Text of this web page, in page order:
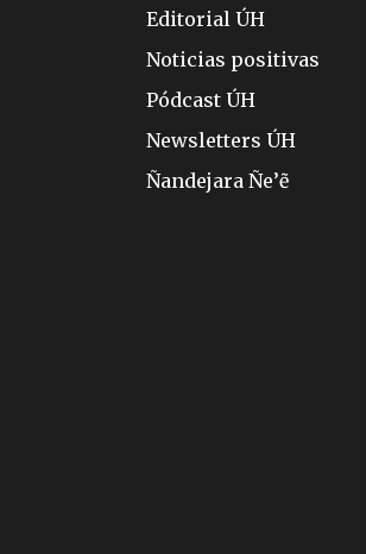
Editorial ÚH
Noticias positivas
Pódcast ÚH
Newsletters ÚH
Ñandejara Ñe’ẽ